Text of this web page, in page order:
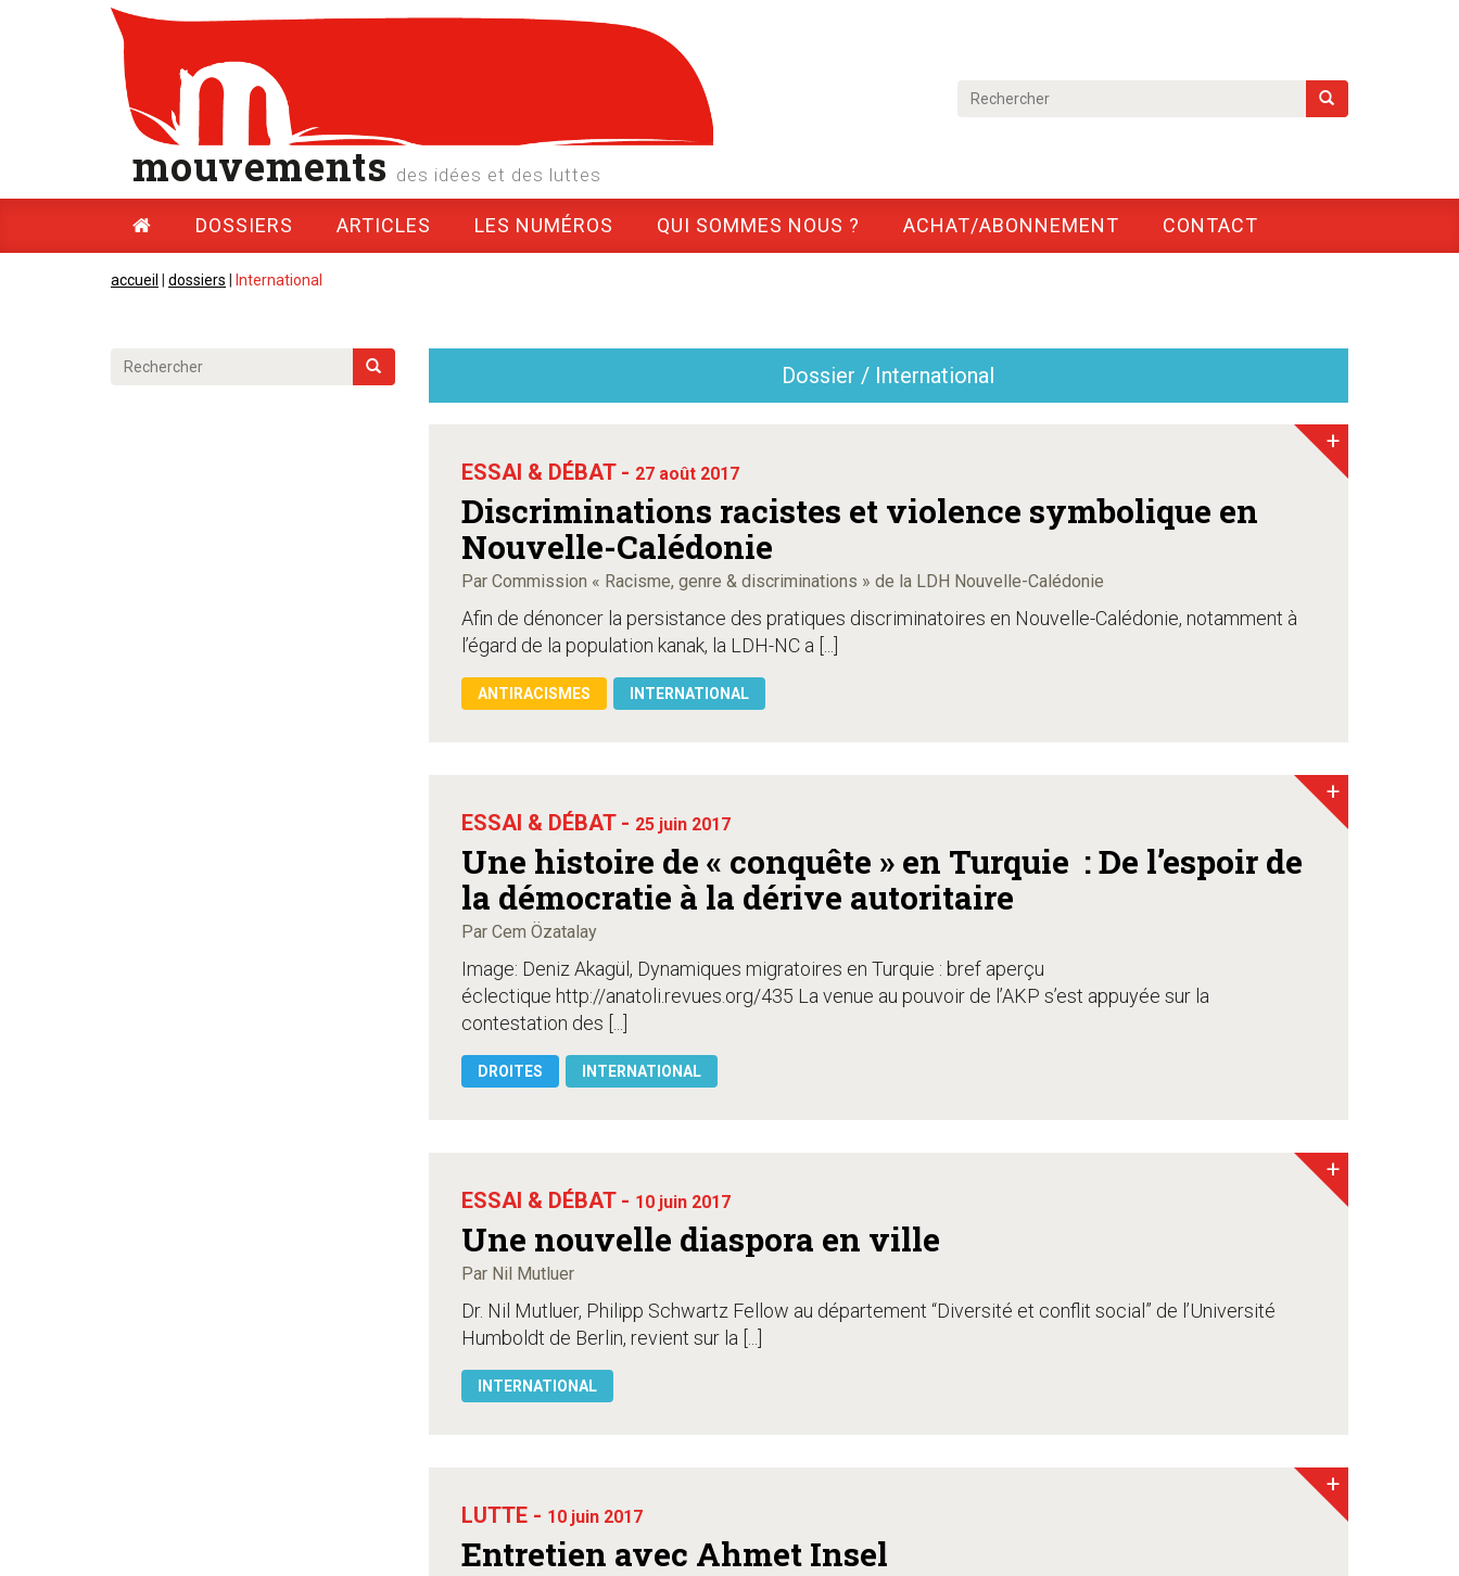
mouvements des idées et des luttes
DOSSIERS ARTICLES LES NUMÉROS QUI SOMMES NOUS ? ACHAT/ABONNEMENT CONTACT
accueil dossiers International
Dossier / International
ESSAI & DÉBAT - 27 août 2017
Discriminations racistes et violence symbolique en
Nouvelle-Calédonie
Par Commission « Racisme, genre & discriminations » de la LDH Nouvelle-Calédonie
Afin de dénoncer la persistance des pratiques discriminatoires en Nouvelle-Calédonie, notamment à
l’égard de la population kanak, la LDH-NC a [...]
ANTIRACISMES INTERNATIONAL
+
ESSAI & DÉBAT - 25 juin 2017
Une histoire de « conquête » en Turquie : De l’espoir de
la démocratie à la dérive autoritaire
Par Cem Özatalay
Image: Deniz Akagül, Dynamiques migratoires en Turquie : bref aperçu
éclectique http://anatoli.revues.org/435 La venue au pouvoir de l’AKP s’est appuyée sur la
contestation des [...]
DROITES INTERNATIONAL
+
ESSAI & DÉBAT - 10 juin 2017
Une nouvelle diaspora en ville
Par Nil Mutluer
Dr. Nil Mutluer, Philipp Schwartz Fellow au département “Diversité et conflit social” de l’Université
Humboldt de Berlin, revient sur la [...]
INTERNATIONAL
+
LUTTE - 10 juin 2017
Entretien avec Ahmet Insel
+